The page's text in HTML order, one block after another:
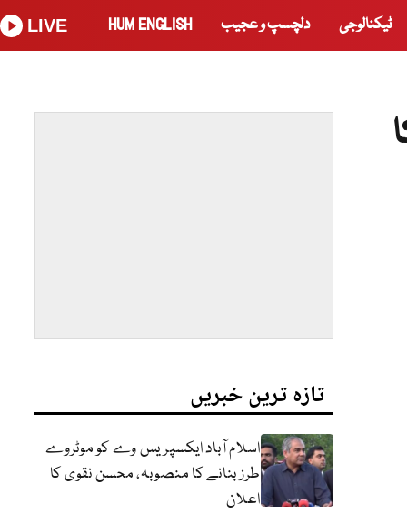
ٹیکنالوجی دلچسپ و عجیب HUM ENGLISH
LIVE
تازہ ترین خبریں
اسلام آباد ایکسپریس وے کو موٹروے
طرز بنانے کا منصوبہ، محسن نقوی کا
اعلان